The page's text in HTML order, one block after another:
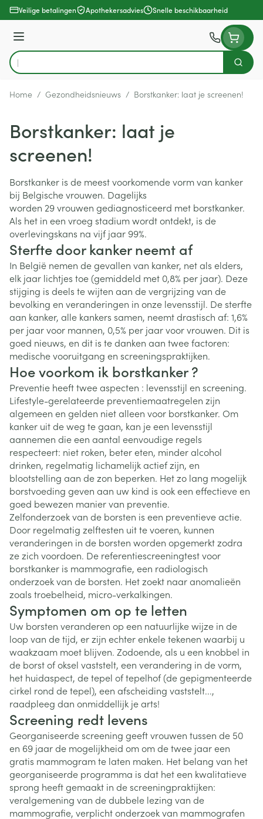
Ga naar de inhoud
Veilige betalingen Apothekersadvies Snelle beschikbaarheid
Menu
Product, merk, categorie...
Zoek
Home / Gezondheidsnieuws / Borstkanker: laat je screenen!
Borstkanker: laat je
screenen!
Borstkanker is de meest voorkomende vorm van kanker
bij Belgische vrouwen. Dagelijks
worden 29 vrouwen gediagnosticeerd met borstkanker.
Als het in een vroeg stadium wordt ontdekt, is de
overlevingskans na vijf jaar 99%.
Sterfte door kanker neemt af
In België nemen de gevallen van kanker, net als elders,
elk jaar lichtjes toe (gemiddeld met 0,8% per jaar). Deze
stijging is deels te wijten aan de vergrijzing van de
bevolking en veranderingen in onze levensstijl. De sterfte
aan kanker, alle kankers samen, neemt drastisch af: 1,6%
per jaar voor mannen, 0,5% per jaar voor vrouwen. Dit is
goed nieuws, en dit is te danken aan twee factoren:
medische vooruitgang en screeningspraktijken.
Hoe voorkom ik borstkanker ?
Preventie heeft twee aspecten : levensstijl en screening.
Lifestyle-gerelateerde preventiemaatregelen zijn
algemeen en gelden niet alleen voor borstkanker. Om
kanker uit de weg te gaan, kan je een levensstijl
aannemen die een aantal eenvoudige regels
respecteert: niet roken, beter eten, minder alcohol
drinken, regelmatig lichamelijk actief zijn, en
blootstelling aan de zon beperken. Het zo lang mogelijk
borstvoeding geven aan uw kind is ook een effectieve en
goed bewezen manier van preventie.
Zelfonderzoek van de borsten is een preventieve actie.
Door regelmatig zelftesten uit te voeren, kunnen
veranderingen in de borsten worden opgemerkt zodra
ze zich voordoen. De referentiescreeningtest voor
borstkanker is mammografie, een radiologisch
onderzoek van de borsten. Het zoekt naar anomalieën
zoals troebelheid, micro-verkalkingen.
Symptomen om op te letten
Uw borsten veranderen op een natuurlijke wijze in de
loop van de tijd, er zijn echter enkele tekenen waarbij u
waakzaam moet blijven. Zodoende, als u een knobbel in
de borst of oksel vaststelt, een verandering in de vorm,
het huidaspect, de tepel of tepelhof (de gepigmenteerde
cirkel rond de tepel), een afscheiding vaststelt...,
raadpleeg dan onmiddellijk je arts!
Screening redt levens
Georganiseerde screening geeft vrouwen tussen de 50
en 69 jaar de mogelijkheid om om de twee jaar een
gratis mammogram te laten maken. Het belang van het
georganiseerde programma is dat het een kwalitatieve
sprong heeft gemaakt in de screeningpraktijken:
veralgemening van de dubbele lezing van de
mammografie, verplicht onderzoek van mammografen